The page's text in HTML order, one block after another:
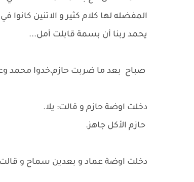
المفضله لها كلام كثير و الاتنين
يحمد ربنا أن بسمة قابلت أمل...
صباح بعد ما ضربت حازم،خدوا
دخلت اوضة حازم و قالت: يلا.
حازم الأكل جاهز.
دخلت اوضة عماد و بعدين سماح و